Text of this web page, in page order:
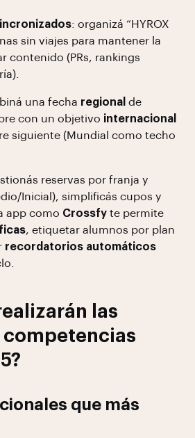
: organizá “HYROX
sin viajes para mantener la
contenido (PRs, rankings
una fecha regional de
con un objetivo internacional
siguiente (Mundial como techo
reservas por franja y
Inicial), simplificás cupos y
app como Crossfy te permite
, etiquetar alumnos por plan
recordatorios automáticos
las
que más